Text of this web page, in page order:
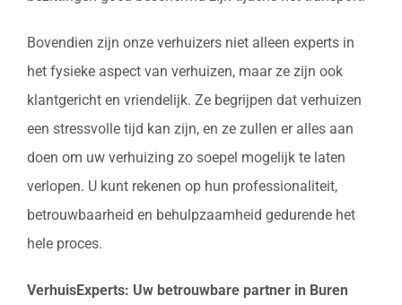
Bovendien zijn onze verhuizers niet alleen experts in
het fysieke aspect van verhuizen, maar ze zijn ook
klantgericht en vriendelijk. Ze begrijpen dat verhuizen
een stressvolle tijd kan zijn, en ze zullen er alles aan
doen om uw verhuizing zo soepel mogelijk te laten
verlopen. U kunt rekenen op hun professionaliteit,
betrouwbaarheid en behulpzaamheid gedurende het
hele proces.
VerhuisExperts: Uw betrouwbare partner in Buren